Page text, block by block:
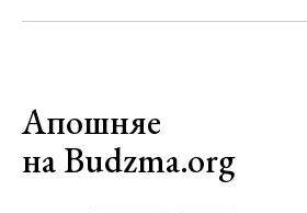
Апошняе
на Budzma.org